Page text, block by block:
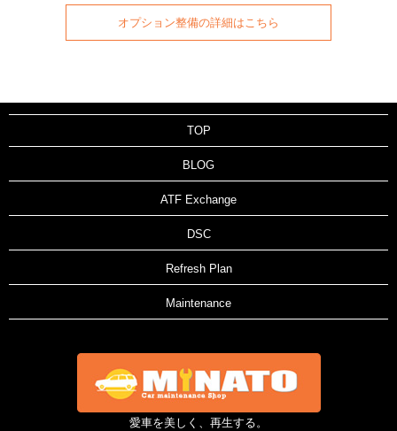
オプション整備の詳細はこちら
TOP
BLOG
ATF Exchange
DSC
Refresh Plan
Maintenance
愛車を美しく、再生する。